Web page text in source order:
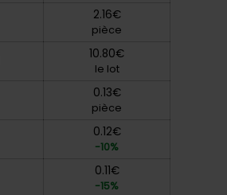
2.16€
pièce
10.80€
le lot
0.13€
pièce
0.12€
-10%
0.11€
-15%